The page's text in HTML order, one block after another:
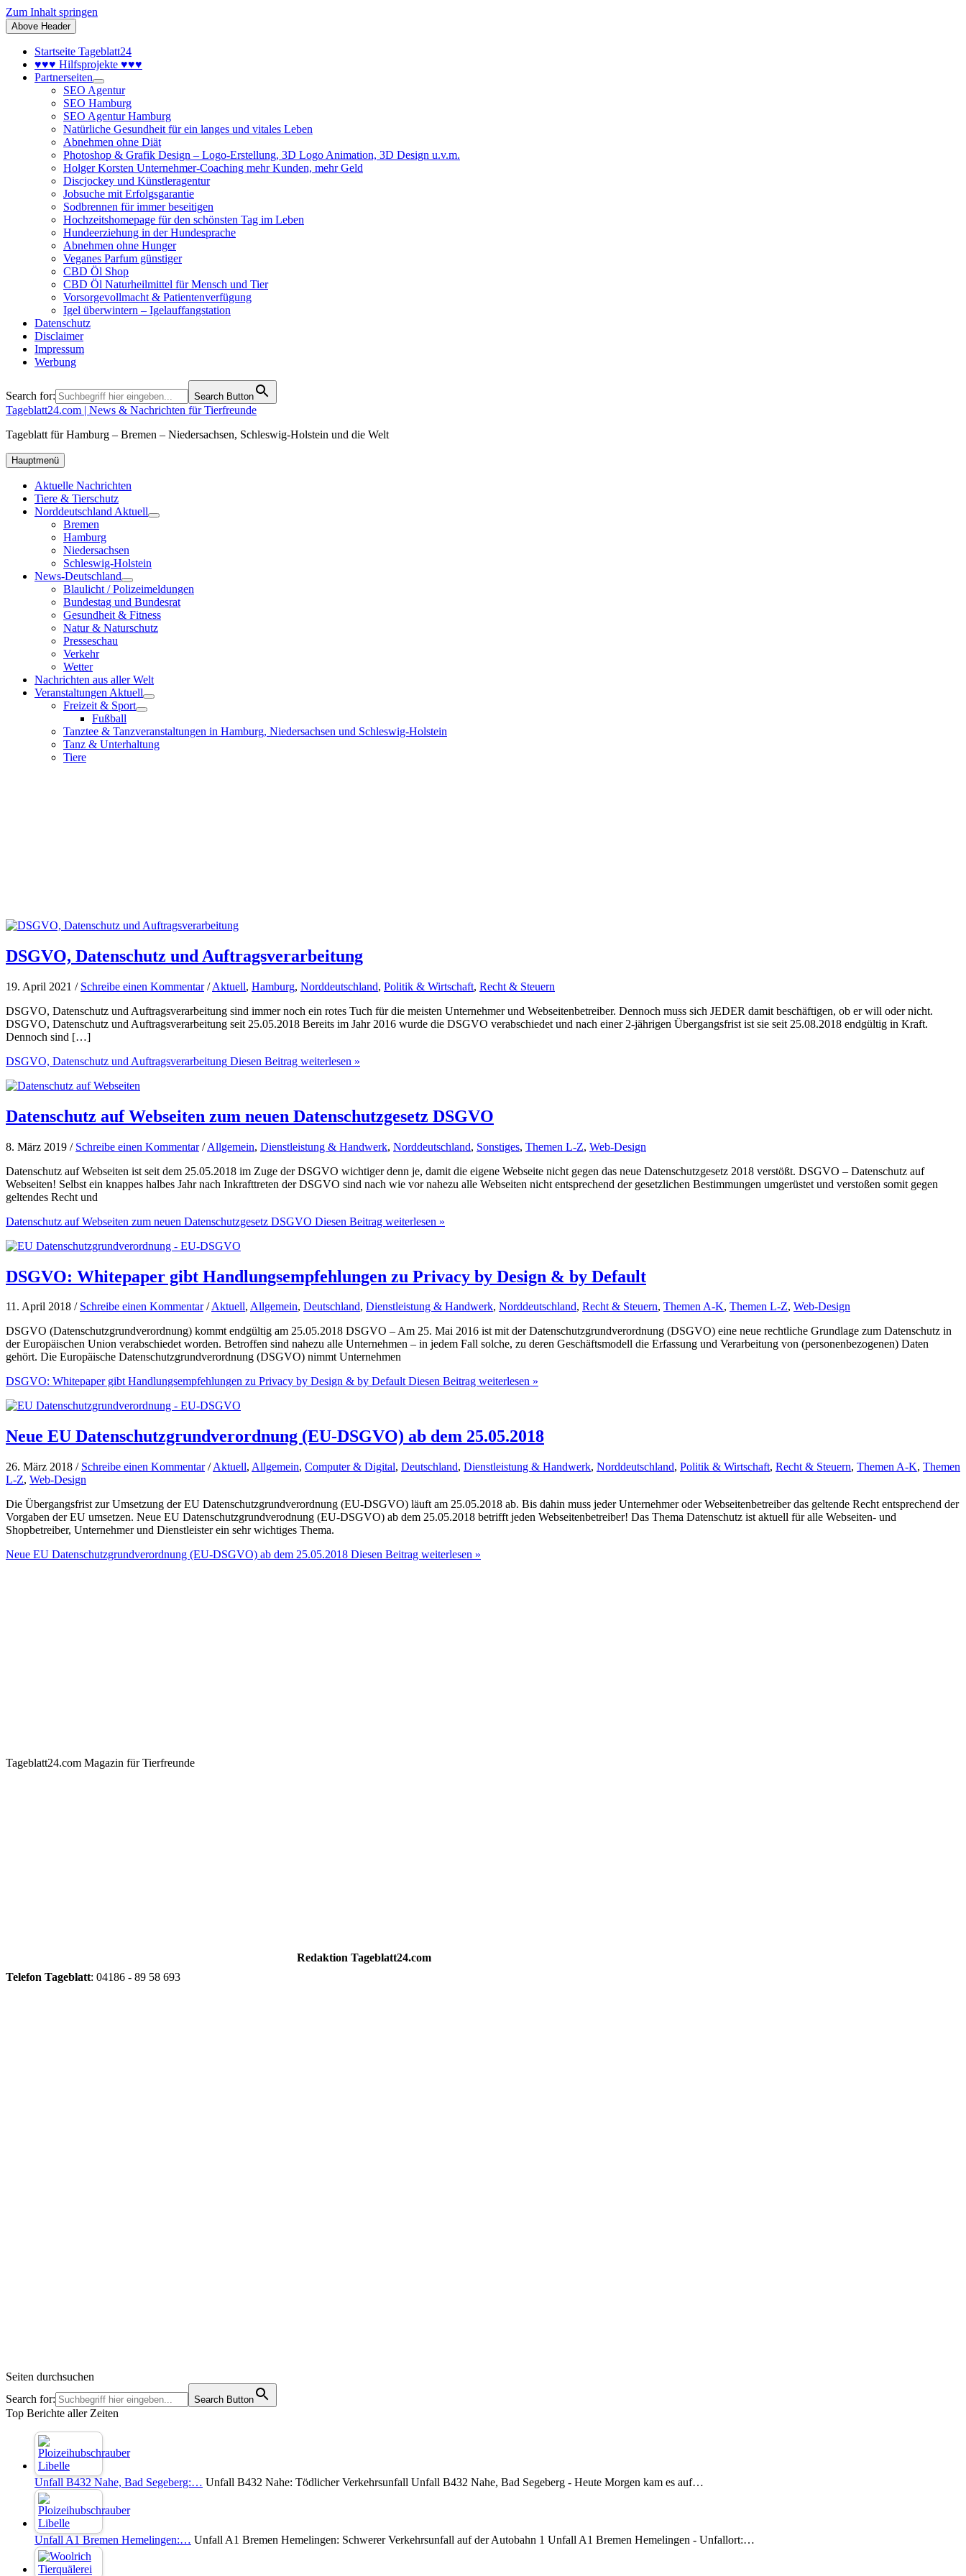
Zum Inhalt springen
Above Header
Startseite Tageblatt24
♥♥♥ Hilfsprojekte ♥♥♥
Partnerseiten
SEO Agentur
SEO Hamburg
SEO Agentur Hamburg
Natürliche Gesundheit für ein langes und vitales Leben
Abnehmen ohne Diät
Photoshop & Grafik Design – Logo-Erstellung, 3D Logo Animation, 3D Design u.v.m.
Holger Korsten Unternehmer-Coaching mehr Kunden, mehr Geld
Discjockey und Künstleragentur
Jobsuche mit Erfolgsgarantie
Sodbrennen für immer beseitigen
Hochzeitshomepage für den schönsten Tag im Leben
Hundeerziehung in der Hundesprache
Abnehmen ohne Hunger
Veganes Parfum günstiger
CBD Öl Shop
CBD Öl Naturheilmittel für Mensch und Tier
Vorsorgevollmacht & Patientenverfügung
Igel überwintern – Igelauffangstation
Datenschutz
Disclaimer
Impressum
Werbung
Search for: Search Button
Tageblatt24.com | News & Nachrichten für Tierfreunde
Tageblatt für Hamburg – Bremen – Niedersachsen, Schleswig-Holstein und die Welt
Hauptmenü
Aktuelle Nachrichten
Tiere & Tierschutz
Norddeutschland Aktuell
Bremen
Hamburg
Niedersachsen
Schleswig-Holstein
News-Deutschland
Blaulicht / Polizeimeldungen
Bundestag und Bundesrat
Gesundheit & Fitness
Natur & Naturschutz
Presseschau
Verkehr
Wetter
Nachrichten aus aller Welt
Veranstaltungen Aktuell
Freizeit & Sport
Fußball
Tanztee & Tanzveranstaltungen in Hamburg, Niedersachsen und Schleswig-Holstein
Tanz & Unterhaltung
Tiere
DSGVO, Datenschutz und Auftragsverarbeitung
19. April 2021 / Schreibe einen Kommentar /Aktuell, Hamburg, Norddeutschland, Politik & Wirtschaft, Recht & Steuern
DSGVO, Datenschutz und Auftragsverarbeitung sind immer noch ein rotes Tuch für die meisten Unternehmer und Webseitenbetreiber. Dennoch muss sich JEDER damit beschäftigen, ob er will oder nicht.
DSGVO, Datenschutz und Auftragsverarbeitung seit 25.05.2018 Bereits im Jahr 2016 wurde die DSGVO verabschiedet und nach einer 2-jährigen Übergangsfrist ist sie seit 25.08.2018 endgültig in Kraft.
Dennoch sind […]
DSGVO, Datenschutz und Auftragsverarbeitung Diesen Beitrag weiterlesen »
Datenschutz auf Webseiten zum neuen Datenschutzgesetz DSGVO
8. März 2019 / Schreibe einen Kommentar /Allgemein, Dienstleistung & Handwerk, Norddeutschland, Sonstiges, Themen L-Z, Web-Design
Datenschutz auf Webseiten ist seit dem 25.05.2018 im Zuge der DSGVO wichtiger denn je, damit die eigene Webseite nicht gegen das neue Datenschutzgesetz 2018 verstößt. DSGVO – Datenschutz auf
Webseiten! Selbst ein knappes halbes Jahr nach Inkrafttreten der DSGVO sind nach wie vor nahezu alle Webseiten nicht entsprechend der gesetzlichen Bestimmungen umgerüstet und verstoßen somit gegen
geltendes Recht und
Datenschutz auf Webseiten zum neuen Datenschutzgesetz DSGVO Diesen Beitrag weiterlesen »
DSGVO: Whitepaper gibt Handlungsempfehlungen zu Privacy by Design & by Default
11. April 2018 / Schreibe einen Kommentar /Aktuell, Allgemein, Deutschland, Dienstleistung & Handwerk, Norddeutschland, Recht & Steuern, Themen A-K, Themen L-Z, Web-Design
DSGVO (Datenschutzgrundverordnung) kommt endgültig am 25.05.2018 DSGVO – Am 25. Mai 2016 ist mit der Datenschutzgrundverordnung (DSGVO) eine neue rechtliche Grundlage zum Datenschutz in
der Europäischen Union verabschiedet worden. Betroffen sind nahezu alle Unternehmen – in jedem Fall solche, zu deren Geschäftsmodell die Erfassung und Verarbeitung von (personenbezogenen) Daten
gehört. Die Europäische Datenschutzgrundverordnung (DSGVO) nimmt Unternehmen
DSGVO: Whitepaper gibt Handlungsempfehlungen zu Privacy by Design & by DefaultDiesen Beitrag weiterlesen »
Neue EU Datenschutzgrundverordnung (EU-DSGVO) ab dem 25.05.2018
26. März 2018 / Schreibe einen Kommentar /Aktuell, Allgemein, Computer & Digital, Deutschland, Dienstleistung & Handwerk, Norddeutschland, Politik & Wirtschaft, Recht & Steuern, Themen A-K, Themen
L-Z, Web-Design
Die Übergangsfrist zur Umsetzung der EU Datenschutzgrundverordnung (EU-DSGVO) läuft am 25.05.2018 ab. Bis dahin muss jeder Unternehmer oder Webseitenbetreiber das geltende Recht entsprechend der
Vorgaben der EU umsetzen. Neue EU Datenschutzgrundverodnung (EU-DSGVO) ab dem 25.05.2018 betrifft jeden Webseitenbetreiber! Das Thema Datenschutz ist aktuell für alle Webseiten- und
Shopbetreiber, Unternehmer und Dienstleister ein sehr wichtiges Thema.
Neue EU Datenschutzgrundverordnung (EU-DSGVO) ab dem 25.05.2018 Diesen Beitrag weiterlesen »
Tageblatt24.com Magazin für Tierfreunde
Redaktion Tageblatt24.com
Telefon Tageblatt: 04186 - 89 58 693
Seiten durchsuchen
Search for:
Search Button
Top Berichte aller Zeiten
Unfall B432 Nahe, Bad Segeberg:… Unfall B432 Nahe: Tödlicher Verkehrsunfall Unfall B432 Nahe, Bad Segeberg - Heute Morgen kam es auf…
Unfall A1 Bremen Hemelingen:… Unfall A1 Bremen Hemelingen: Schwerer Verkehrsunfall auf der Autobahn 1 Unfall A1 Bremen Hemelingen - Unfallort:…